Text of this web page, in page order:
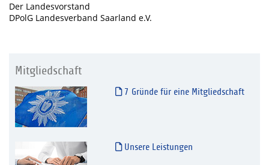
Der Landesvorstand
DPolG Landesverband Saarland e.V.
Mitgliedschaft
7 Gründe für eine Mitgliedschaft
Unsere Leistungen